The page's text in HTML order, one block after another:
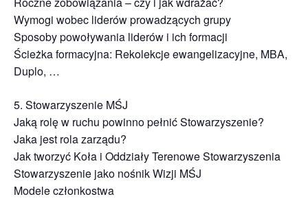
Wymogi wobec liderów prowadzących grupy
Sposoby powoływania liderów i ich formacji
Ścieżka formacyjna: Rekolekcje ewangelizacyjne, MBA,
Duplo, …
5. Stowarzyszenie MŚJ
Jaką rolę w ruchu powinno pełnić Stowarzyszenie?
Jaka jest rola zarządu?
Jak tworzyć Koła i Oddziały Terenowe Stowarzyszenia
Stowarzyszenie jako nośnik Wizji MŚJ
Modele członkostwa